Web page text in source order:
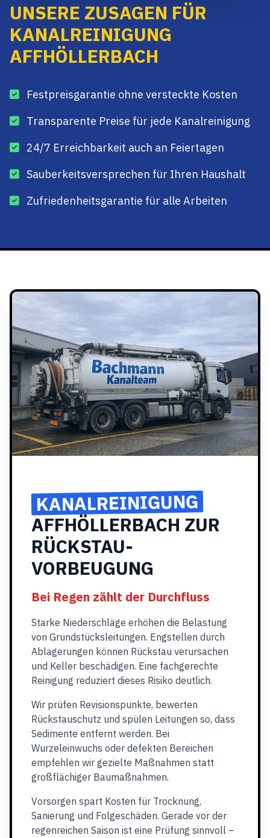
UNSERE ZUSAGEN FÜR
KANALREINIGUNG
AFFHÖLLERBACH
Festpreisgarantie ohne versteckte Kosten
Transparente Preise für jede Kanalreinigung
24/7 Erreichbarkeit auch an Feiertagen
Sauberkeitsversprechen für Ihren Haushalt
Zufriedenheitsgarantie für alle Arbeiten
KANALREINIGUNG
AFFHÖLLERBACH ZUR
RÜCKSTAU-
VORBEUGUNG
Bei Regen zählt der Durchfluss
Starke Niederschläge erhöhen die Belastung
von Grundstücksleitungen. Engstellen durch
Ablagerungen können Rückstau verursachen
und Keller beschädigen. Eine fachgerechte
Reinigung reduziert dieses Risiko deutlich.
Wir prüfen Revisionspunkte, bewerten
Rückstauschutz und spülen Leitungen so, dass
Sedimente entfernt werden. Bei
Wurzeleinwuchs oder defekten Bereichen
empfehlen wir gezielte Maßnahmen statt
großflächiger Baumaßnahmen.
Vorsorgen spart Kosten für Trocknung,
Sanierung und Folgeschäden. Gerade vor der
regenreichen Saison ist eine Prüfung sinnvoll –